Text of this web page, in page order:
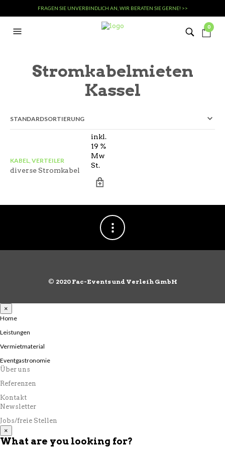
FRAGEN SIE UNVERBINDLICH AN, WIR BERATEN SIE GERNE! >>
0
Stromkabelmieten
Kassel
inkl.
19 %
Mw
St.
KABEL, VERTEILER
diverse Stromkabel
© 2020 Fac-Events und Verleih GmbH
×
Home
Leistungen
Vermietmaterial
Eventgastronomie
Über uns
Referenzen
Kontakt
Newsletter
Jobs/freie Stellen
×
What are you looking for?